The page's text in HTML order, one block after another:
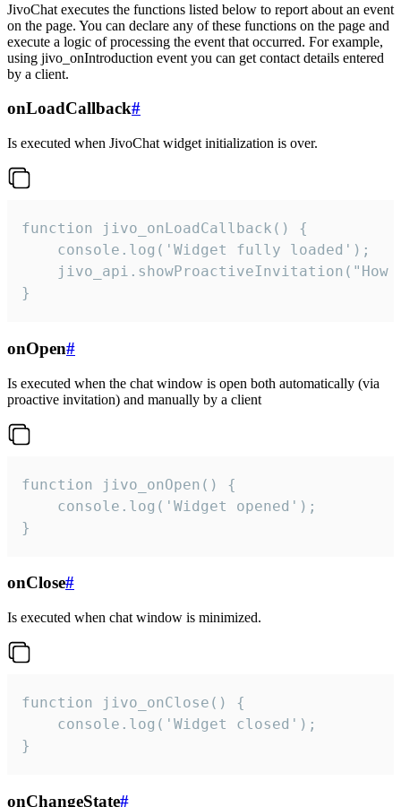
JivoChat executes the functions listed below to report about an event
on the page. You can declare any of these functions on the page and
execute a logic of processing the event that occurred. For example,
using jivo_onIntroduction event you can get contact details entered
by a client.
onLoadCallback#
Is executed when JivoChat widget initialization is over.
function jivo_onLoadCallback() {
    console.log('Widget fully loaded');
jivo_api.showProactiveInvitation("How
}
onOpen#
Is executed when the chat window is open both automatically (via
proactive invitation) and manually by a client
function jivo_onOpen() {
    console.log('Widget opened');
}
onClose#
Is executed when chat window is minimized.
function jivo_onClose() {
    console.log('Widget closed');
}
onChangeState#